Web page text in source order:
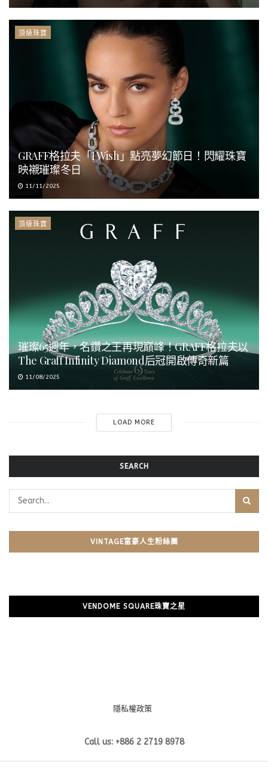
頂級珠寶
GRAFF格拉夫「I Wish」點亮夢幻節日！閃耀珠寶
映襯璀璨冬日
11/11/2025
頂級珠寶
璀璨65週年，名鑽之王再現巔峰！GRAFF格拉夫以
The Graff Infinity Diamond后冠開啟傳奇新篇
11/08/2025
LOAD MORE
SEARCH
VINTAGE富豪人生粉絲團
VENDOME SQUARE珠寶之星
隱私權政策
Call us: +886 2 2719 8978